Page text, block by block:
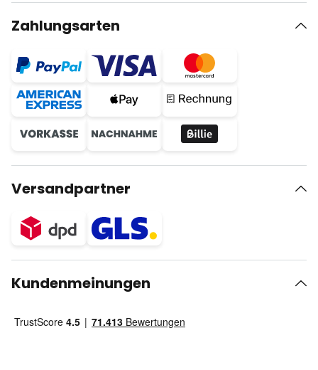
Zahlungsarten
Versandpartner
Kundenmeinungen